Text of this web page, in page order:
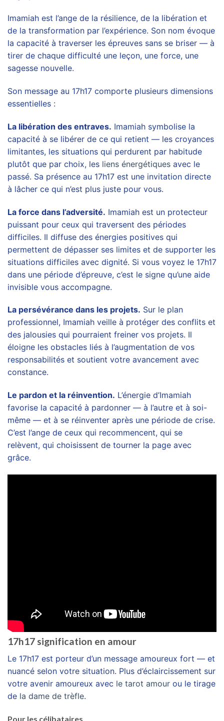
Imamiah est l’ange de la résilience, de la libération et
de la transformation par l’expérience. Son nom évoque
la capacité à traverser les épreuves sans se briser — à
tirer de chaque difficulté une leçon, une force, une
sagesse nouvelle.
Son message au 17h17 comporte plusieurs dimensions
essentielles :
La libération des entraves. Imamiah symbolise la
capacité à se libérer de ce qui retient — les croyances
limitantes, les situations qui perdurent par habitude
plutôt que par choix, les liens énergétiques avec le
passé. Sa présence au 17h17 est une invitation directe
à lâcher ce qui n’est plus juste pour vous.
La force dans l’adversité. Imamiah est un protecteur
puissant pour ceux qui traversent des périodes
difficiles. Il diffuse des énergies positives qui
permettent de dépasser ses limites et de supporter les
situations difficiles avec dignité. Si vous voyez le 17h17
dans une période d’épreuve, c’est le signe qu’une aide
invisible vous accompagne.
La persévérance dans les projets. Sur le plan
professionnel, Imamiah veille à protéger des conflits et
des jalousies qui pourraient freiner vos projets. Il
éloigne les obstacles liés à l’augmentation de vos
responsabilités et soutient votre avancement avec
constance.
Le pardon et la réinvention. L’énergie d’Imamiah
favorise la capacité à pardonner — à l’autre et à soi-
même — et à se réinventer après une période de crise.
C’est l’ange de ceux qui recommencent, qui se
relèvent, qui choisissent de tourner la page avec
grâce.
17h17 signification en amour
Le 17h17 est porteur d’un message amoureux fort — et
nuancé selon votre situation. Plus d’éclaircissement sur
votre avenir amoureux avec le tarot amour ou le tirage
de la dame de trèfle.
Pour les célibataires